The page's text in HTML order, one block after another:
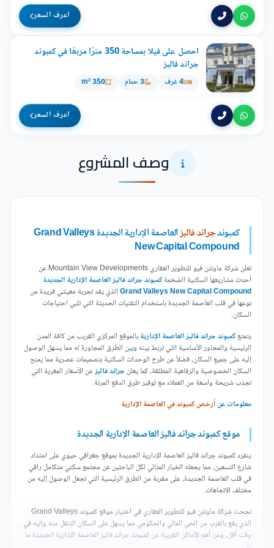
اعرف السعر
احصل على فيلا بمساحة 350 مترًا مربعًا في كمبوند
جراند فاليز
4 غرف 3 حمام 350 m²
اعرف السعر
وصف المشروع
كمبوندجراند فاليز
العاصمة الإدارية الجديدة Grand Valleys
New Capital Compound
تعلن شركة ماونتن فيو للتطوير العقاري Mountain View Developments عن
أحدث مشاريعها السكنية الضخمةكمبوند جراند فاليز العاصمة الإدارية الجديدة
Grand Valleys New Capital Compoundالذي يقد تجربة معيشي فريدة من
نوعها في قلب العاصمة الجديدة باستخدام التقنيات الحديثة التي تلبي احتياجات
السكان.
يتمتعكمبوند جراند فاليز العاصمة الإداريةبالموقع المركزي القريب من كافة المدن
الرئيسية والمحاور الأساسية التي تربط بينه وبين الطرق المجاورة له مما يسهل الوصول
إليه على جميع السكان، فضلاً عن طرح الوحدات السكنية بتصميمات عصرية مما يمنح
السكان الخصوصية والرفاهية المطلقة، كما يعلنجراند فاليزعن الأسعار المغرية التي
تجذب شريحة واسعة من العملاء مع توفير طرق الدفع المرنة.
معلومات عنأرخص كمبوند في العاصمة الإدارية
موقع كمبوند جراند فاليز العاصمة الإدارية الجديدة
ينفرد كمبوند جراند فاليز العاصمة الإدارية الجديدة بموقع جغرافي حيوي على امتداد
شارع التسعين، مما يجعله الخيار المثالي لكل الباحثين عن مجتمع سكني متكامل راقي
في قلب العاصمة الجديدة، على مقربة من الطرق الرئيسية التي تجعل الوصول إليه من
مختلف الاتجاهات.
نجحت شركة ماونتن فيو للتطوير العقاري في اختيار موقع كمبوند Grand Valleys
الذي يقع بالقرب من الحي المالي والحكومي مما يسهل على السكان التنقل منه وإليه في
وقت أقل، ومن أهم الأماكن القريبة من كمبوند جراند فاليز العاصمة الإدارية الجديدة ما